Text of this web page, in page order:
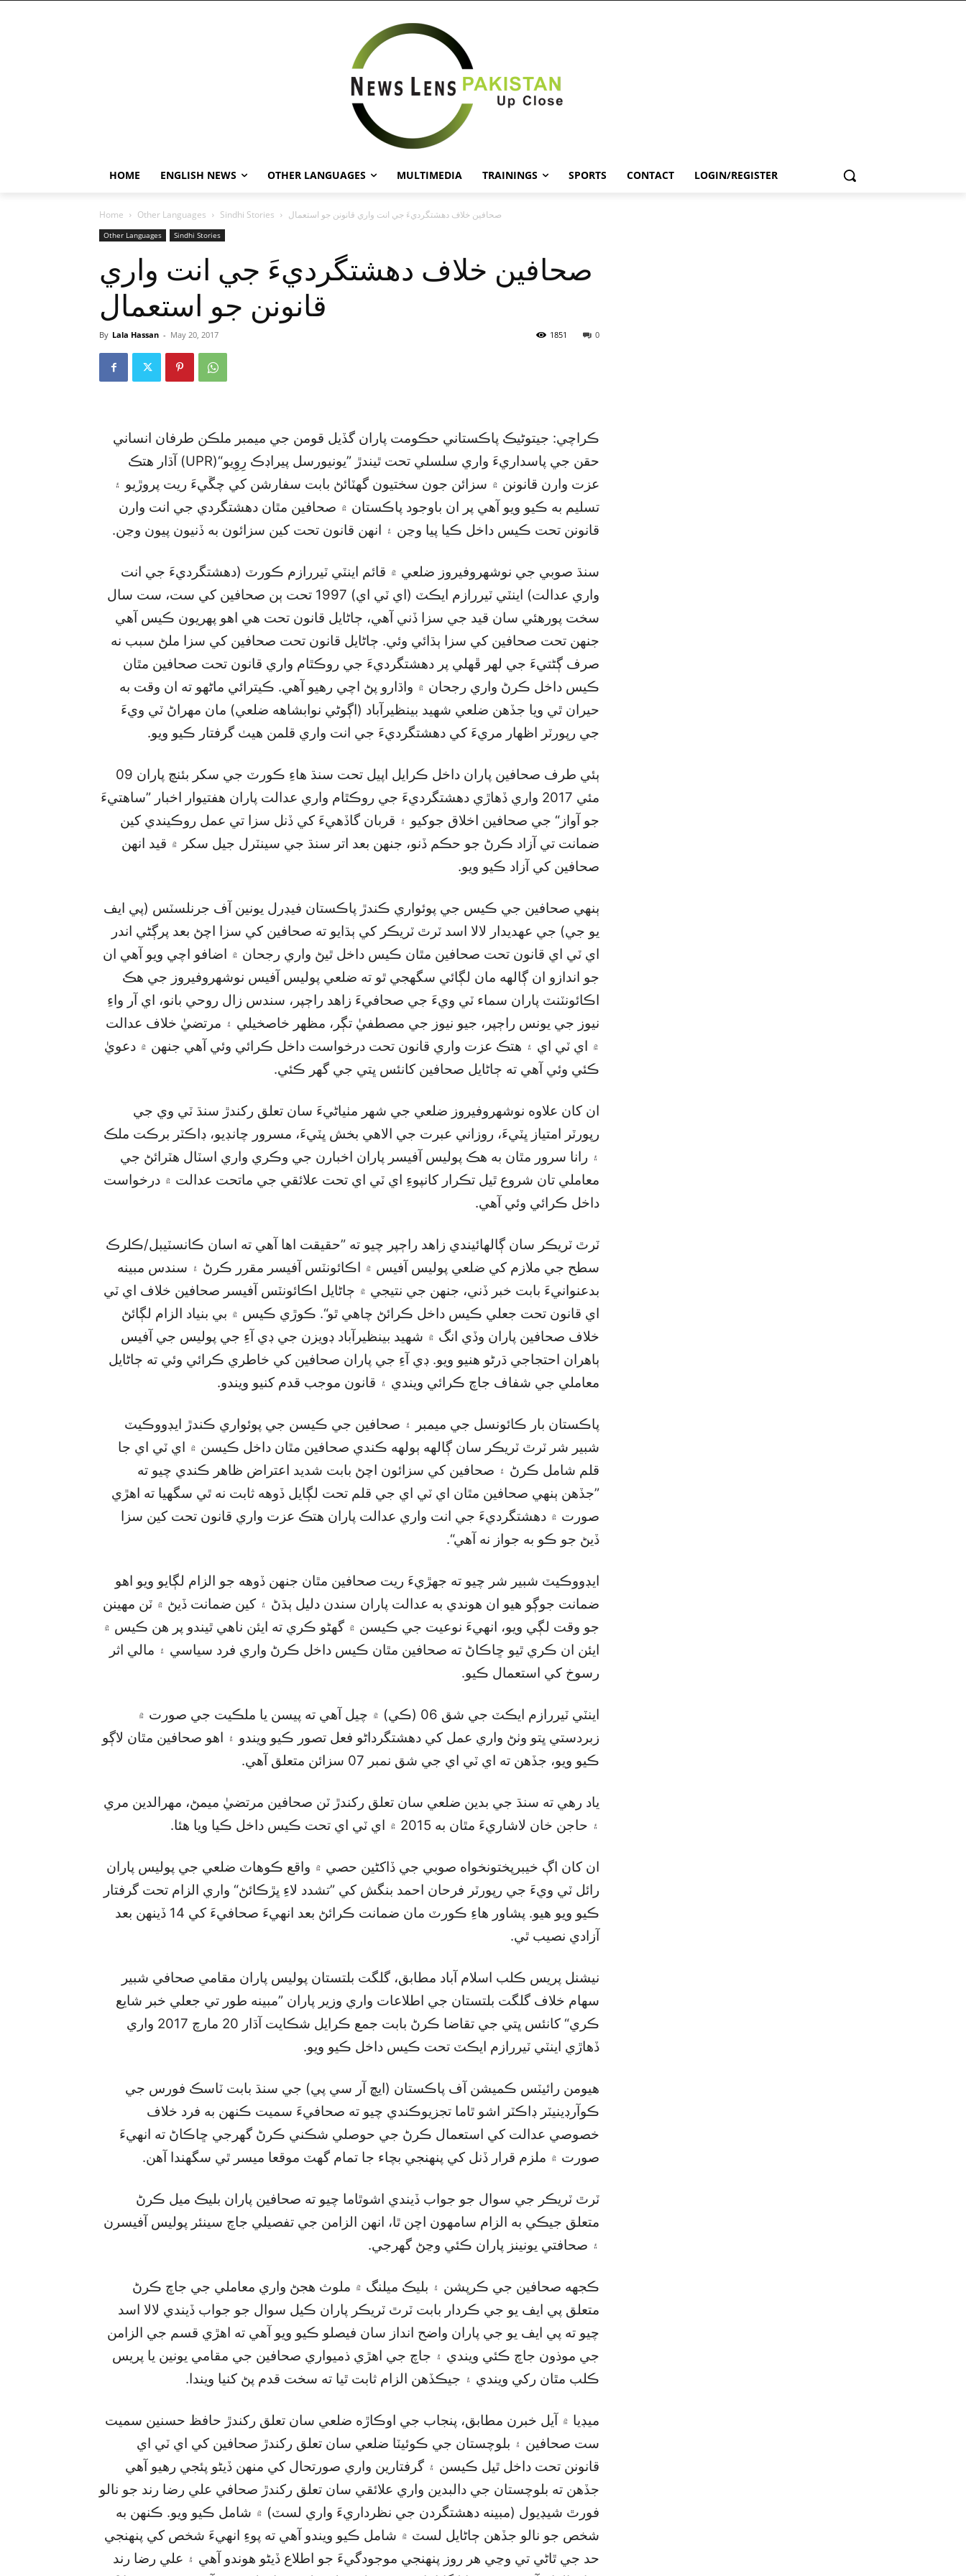
HOME ENGLISH NEWS OTHER LANGUAGES MULTIMEDIA TRAININGS SPORTS CONTACT LOGIN/REGISTER
Home Other Languages Sindhi Stories صحافين خلاف دهشتگرديءَ جي انت واري قانونن جو استعمال
Other Languages Sindhi Stories
صحافين خلاف دهشتگرديءَ جي انت واري
قانونن جو استعمال
By Lala Hassan - May 20, 2017 0
1851
ڪراچي: جيتوڻيڪ پاڪستاني حڪومت پاران گڏيل قومن جي ميمبر ملڪن طرفان انساني
حقن جي پاسداريءَ واري سلسلي تحت ٿيندڙ ”يونيورسل پيراڊڪ رِوِيو“(UPR) آڌار هتڪ
عزت وارن قانونن ۾ سزائن جون سختيون گھٽائڻ بابت سفارشن کي چڱيءَ ريت پروڙيو ۽
تسليم به ڪيو ويو آهي پر ان باوجود پاڪستان ۾ صحافين مٿان دهشتگردي جي انت وارن
قانونن تحت ڪيس داخل ڪيا پيا وڃن ۽ انهن قانون تحت کين سزائون به ڏنيون پيون وڃن.
سنڌ صوبي جي نوشهروفيروز ضلعي ۾ قائم اينٽي ٽيررازم ڪورٽ (دهشتگرديءَ جي انت
واري عدالت) اينٽي ٽيررازم ايڪٽ (اي ٽي اي) 1997 تحت ٻن صحافين کي ست، ست سال
سخت پورهئي سان قيد جي سزا ڏني آهي، ڄاڻايل قانون تحت هي اهو پهريون ڪيس آهي
جنهن تحت صحافين کي سزا ٻڌائي وئي. ڄاڻايل قانون تحت صحافين کي سزا ملڻ سبب نه
صرف ڳڻتيءَ جي لهر ڦهلي پر دهشتگرديءَ جي روڪٿام واري قانون تحت صحافين مٿان
ڪيس داخل ڪرڻ واري رجحان ۾ واڌارو پڻ اچي رهيو آهي. ڪيترائي ماڻهو ته ان وقت به
حيران ٿي ويا جڏهن ضلعي شهيد بينظيرآباد (اڳوڻي نوابشاهه ضلعي) مان مهراڻ ٽي ويءَ
جي رپورٽر اظهار مريءَ کي دهشتگرديءَ جي انت واري قلمن هيٺ گرفتار ڪيو ويو.
ٻئي طرف صحافين پاران داخل ڪرايل اپيل تحت سنڌ هاءِ ڪورٽ جي سکر بئنچ پاران 09
مئي 2017 واري ڏهاڙي دهشتگرديءَ جي روڪٿام واري عدالت پاران هفتيوار اخبار ”ساهتيءَ
جو آواز“ جي صحافين اخلاق جوکيو ۽ قربان گاڏهيءَ کي ڏنل سزا تي عمل روڪيندي کين
ضمانت تي آزاد ڪرڻ جو حڪم ڏنو، جنهن بعد اتر سنڌ جي سينٽرل جيل سکر ۾ قيد انهن
صحافين کي آزاد ڪيو ويو.
ٻنهي صحافين جي ڪيس جي پوئواري ڪندڙ پاڪستان فيڊرل يونين آف جرنلسٽس (پي ايف
يو جي) جي عهديدار لالا اسد ٽرٿ ٽريڪر کي ٻڌايو ته صحافين کي سزا اچڻ بعد پرڳڻي اندر
اي ٽي اي قانون تحت صحافين مٿان ڪيس داخل ٿيڻ واري رجحان ۾ اضافو اچي ويو آهي ان
جو اندازو ان ڳالهه مان لڳائي سگھجي ٿو ته ضلعي پوليس آفيس نوشهروفيروز جي هڪ
اڪائونٽنٽ پاران سماء ٽي ويءَ جي صحافيءَ زاهد راڄپر، سندس زال روحي بانو، اي آر واءِ
نيوز جي يونس راڄپر، جيو نيوز جي مصطفيٰ تڳر، مظهر خاصخيلي ۽ مرتضيٰ خلاف عدالت
۾ اي ٽي اي ۽ هتڪ عزت واري قانون تحت درخواست داخل ڪرائي وئي آهي جنهن ۾ دعويٰ
ڪئي وئي آهي ته ڄاڻايل صحافين کانئس ڀتي جي گھر ڪئي.
ان کان علاوه نوشهروفيروز ضلعي جي شهر مٺياڻيءَ سان تعلق رکندڙ سنڌ ٽي وي جي
رپورٽر امتياز ڀٽيءَ، روزاني عبرت جي الاهي بخش ڀٽيءَ، مسرور چانڊيو، ڊاڪٽر برڪت ملڪ
۽ رانا سرور مٿان به هڪ پوليس آفيسر پاران اخبارن جي وڪري واري اسٽال هٽرائڻ جي
معاملي تان شروع ٿيل تڪرار کانپوءِ اي ٽي اي تحت علائقي جي ماتحت عدالت ۾ درخواست
داخل ڪرائي وئي آهي.
ٽرٿ ٽريڪر سان ڳالهائيندي زاهد راڄپر چيو ته ”حقيقت اها آهي ته اسان ڪانسٽيبل/ڪلرڪ
سطح جي ملازم کي ضلعي پوليس آفيس ۾ اڪائونٽس آفيسر مقرر ڪرڻ ۽ سندس مبينه
بدعنوانيءَ بابت خبر ڏني، جنهن جي نتيجي ۾ ڄاڻايل اڪائونٽس آفيسر صحافين خلاف اي ٽي
اي قانون تحت جعلي ڪيس داخل ڪرائڻ چاهي ٿو“. ڪوڙي ڪيس ۾ بي بنياد الزام لڳائڻ
خلاف صحافين پاران وڏي انگ ۾ شهيد بينظيرآباد ڊويزن جي ڊي آءِ جي پوليس جي آفيس
ٻاهران احتجاجي ڌرڻو هنيو ويو. ڊي آءِ جي پاران صحافين کي خاطري ڪرائي وئي ته ڄاڻايل
معاملي جي شفاف جاچ ڪرائي ويندي ۽ قانون موجب قدم کنيو ويندو.
پاڪستان بار ڪائونسل جي ميمبر ۽ صحافين جي ڪيسن جي پوئواري ڪندڙ ايڊووڪيٽ
شبير شر ٽرٿ ٽريڪر سان ڳالهه ٻولهه ڪندي صحافين مٿان داخل ڪيسن ۾ اي ٽي اي جا
قلم شامل ڪرڻ ۽ صحافين کي سزائون اچڻ بابت شديد اعتراض ظاهر ڪندي چيو ته
”جڏهن ٻنهي صحافين مٿان اي ٽي اي جي قلم تحت لڳايل ڏوهه ثابت نه ٿي سگھيا ته اهڙي
صورت ۾ دهشتگرديءَ جي انت واري عدالت پاران هتڪ عزت واري قانون تحت کين سزا
ڏيڻ جو ڪو به جواز نه آهي“.
ايڊووڪيٽ شبير شر چيو ته جهڙيءَ ريت صحافين مٿان جنهن ڏوهه جو الزام لڳايو ويو اهو
ضمانت جوڳو هيو ان هوندي به عدالت پاران سندن دليل ٻڌڻ ۽ کين ضمانت ڏيڻ ۾ ٽن مهينن
جو وقت لڳي ويو، انهيءَ نوعيت جي ڪيسن ۾ گھڻو ڪري ته ايئن ناهي ٿيندو پر هن ڪيس ۾
ايئن ان ڪري ٿيو ڇاڪاڻ ته صحافين مٿان ڪيس داخل ڪرڻ واري فرد سياسي ۽ مالي اثر
رسوخ کي استعمال ڪيو.
اينٽي ٽيررازم ايڪٽ جي شق 06 (ڪي) ۾ چيل آهي ته پيسن يا ملڪيت جي صورت ۾
زبردستي ڀتو وٺڻ واري عمل کي دهشتگرداڻو فعل تصور ڪيو ويندو ۽ اهو صحافين مٿان لاڳو
ڪيو ويو، جڏهن ته اي ٽي اي جي شق نمبر 07 سزائن متعلق آهي.
ياد رهي ته سنڌ جي بدين ضلعي سان تعلق رکندڙ ٽن صحافين مرتضيٰ ميمڻ، مهرالدين مري
۽ حاجن خان لاشاريءَ مٿان به 2015 ۾ اي ٽي اي تحت ڪيس داخل ڪيا ويا هئا.
ان کان اڳ خيبرپختونخواه صوبي جي ڏاکڻين حصي ۾ واقع ڪوهاٽ ضلعي جي پوليس پاران
رائل ٽي ويءَ جي رپورٽر فرحان احمد بنگش کي ”تشدد لاءِ ڀڙڪائڻ“ واري الزام تحت گرفتار
ڪيو ويو هيو. پشاور هاءِ ڪورٽ مان ضمانت ڪرائڻ بعد انهيءَ صحافيءَ کي 14 ڏينهن بعد
آزادي نصيب ٿي.
نيشنل پريس ڪلب اسلام آباد مطابق، گلگت بلتستان پوليس پاران مقامي صحافي شبير
سهام خلاف گلگت بلتستان جي اطلاعات واري وزير پاران ”مبينه طور تي جعلي خبر شايع
ڪري“ کانئس ڀتي جي تقاضا ڪرڻ بابت جمع ڪرايل شڪايت آڌار 20 مارچ 2017 واري
ڏهاڙي اينٽي ٽيررازم ايڪٽ تحت ڪيس داخل ڪيو ويو.
هيومن رائيٽس ڪميشن آف پاڪستان (ايڇ آر سي پي) جي سنڌ بابت ٽاسڪ فورس جي
ڪوآرڊينيٽر ڊاڪٽر اشو ٿاما تجزيوڪندي چيو ته صحافيءَ سميت ڪنهن به فرد خلاف
خصوصي عدالت کي استعمال ڪرڻ جي حوصلي شڪني ڪرڻ گھرجي ڇاڪاڻ ته انهيءَ
صورت ۾ ملزم قرار ڏنل کي پنهنجي بچاء جا تمام گھٽ موقعا ميسر ٿي سگھندا آهن.
ٽرٿ ٽريڪر جي سوال جو جواب ڏيندي اشوٿاما چيو ته صحافين پاران بليڪ ميل ڪرڻ
متعلق جيڪي به الزام سامهون اچن ٿا، انهن الزامن جي تفصيلي جاچ سينئر پوليس آفيسرن
۽ صحافتي يونينز پاران ڪئي وڃڻ گھرجي.
ڪجهه صحافين جي ڪرپشن ۽ بليڪ ميلنگ ۾ ملوث هجڻ واري معاملي جي جاچ ڪرڻ
متعلق پي ايف يو جي ڪردار بابت ٽرٿ ٽريڪر پاران ڪيل سوال جو جواب ڏيندي لالا اسد
چيو ته پي ايف يو جي پاران واضح انداز سان فيصلو ڪيو ويو آهي ته اهڙي قسم جي الزامن
جي موذون جاچ ڪئي ويندي ۽ جاچ جي اهڙي ذميواري صحافين جي مقامي يونين يا پريس
ڪلب مٿان رکي ويندي ۽ جيڪڏهن الزام ثابت ٿيا ته سخت قدم پڻ کنيا ويندا.
ميڊيا ۾ آيل خبرن مطابق، پنجاب جي اوڪاڙه ضلعي سان تعلق رکندڙ حافظ حسنين سميت
ست صحافين ۽ بلوچستان جي ڪوئيٽا ضلعي سان تعلق رکندڙ صحافين کي اي ٽي اي
قانونن تحت داخل ٿيل ڪيسن ۽ گرفتارين واري صورتحال کي منهن ڏيڻو پئجي رهيو آهي
جڏهن ته بلوچستان جي دالبدين واري علائقي سان تعلق رکندڙ صحافي علي رضا رند جو نالو
فورٿ شيڊيول (مبينه دهشتگردن جي نظرداريءَ واري لسٽ) ۾ شامل ڪيو ويو. ڪنهن به
شخص جو نالو جڏهن ڄاڻايل لسٽ ۾ شامل ڪيو ويندو آهي ته پوءِ انهيءَ شخص کي پنهنجي
حد جي ٿاڻي تي وڃي هر روز پنهنجي موجودگيءَ جو اطلاع ڏيڻو هوندو آهي ۽ علي رضا رند